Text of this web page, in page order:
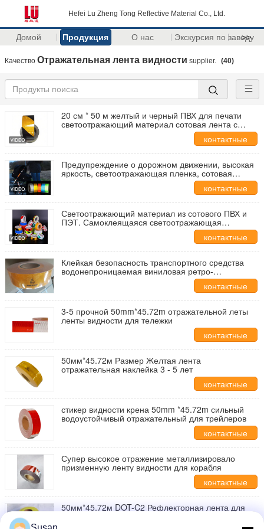
Hefei Lu Zheng Tong Reflective Material Co., Ltd.
Домой Продукция О нас Экскурсия по заводу
>>
Качество Отражательная лента видности supplier. (40)
20 см * 50 м желтый и черный ПВХ для печати
светоотражающий материал сотовая лента с
кристаллической решеткой в ​​полоску для легковых
контактные
данные
Предупреждение о дорожном движении, высокая
яркость, светоотражающая пленка, сотовая
пленка из ПВХ, кристаллическая цветная сетка,
светоотражающая лента в рулоне для кузова
автомобиля
контактные
данные
Светоотражающий материал из сотового ПВХ и
ПЭТ. Самоклеящаяся светоотражающая
наклейка. Предупреждающее использование
временной светоотражающей ленты для
безопасности.
контактные
данные
Клейкая безопасность транспортного средства
водонепроницаемая виниловая ретро-
отражающая лента наклейка отражающая
контактные
данные
3-5 прочной 50mm*45.72m отражательной леты
ленты видности для тележки
контактные
данные
50мм*45.72м Размер Желтая лента
отражательная наклейка 3 - 5 лет
контактные
данные
стикер видности крена 50mm *45.72m сильный
водоустойчивый отражательный для трейлеров
контактные
данные
Супер высокое отражение металлизировало
призменную ленту видности для корабля
контактные
данные
50мм*45.72м DOT-C2 Рефлекторная лента для